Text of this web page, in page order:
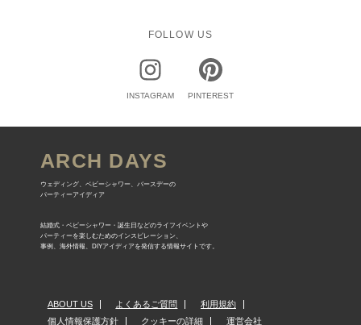
FOLLOW US
INSTAGRAM PINTEREST
ARCH DAYS
ウェディング、ベビーシャワー、バースデーの
パーティーアイディア
結婚式・ベビーシャワー・誕生日などのライフイベントや
パーティーを楽しむためのインスピレーション、
事例、海外情報、DIYアイディアを発信する情報サイトです。
ABOUT US よくあるご質問
利用規約
個人情報保護方針
クッキーの詳細 運営会社